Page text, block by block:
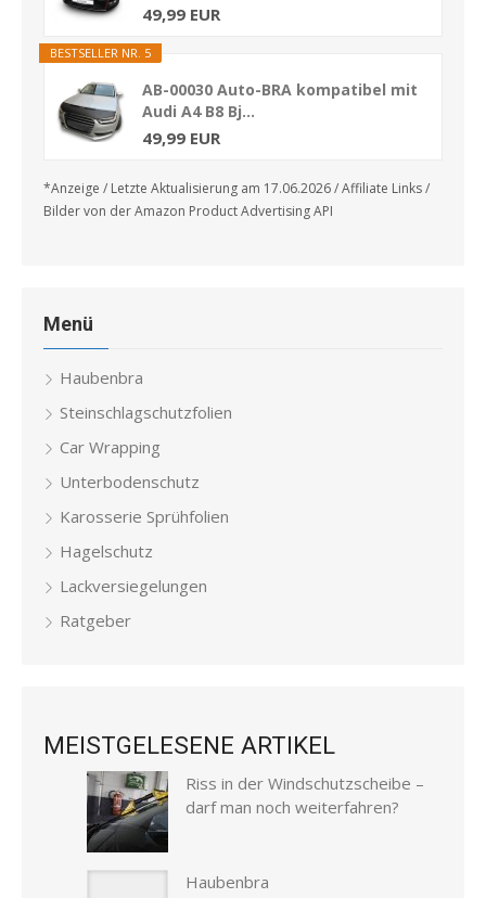
49,99 EUR
BESTSELLER NR. 5
AB-00030 Auto-BRA kompatibel mit
Audi A4 B8 Bj...
49,99 EUR
*Anzeige / Letzte Aktualisierung am 17.06.2026 / Affiliate Links /
Bilder von der Amazon Product Advertising API
Menü
Haubenbra
Steinschlagschutzfolien
Car Wrapping
Unterbodenschutz
Karosserie Sprühfolien
Hagelschutz
Lackversiegelungen
Ratgeber
MEISTGELESENE ARTIKEL
Riss in der Windschutzscheibe –
darf man noch weiterfahren?
Haubenbra